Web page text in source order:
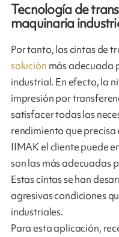
Tecnología de
maquinaria
Por tanto, las cintas de
solución más adecuada
industrial. En efecto, la
impresión por
satisfacer todas las
rendimiento que precisa
IIMAK el cliente puede
son las más adecuadas
Estas cintas se han
agresivas condiciones
industriales.
Para esta aplicación,